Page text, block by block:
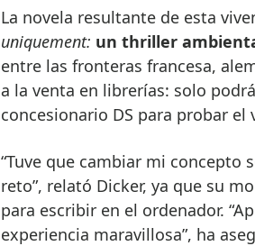
La novela resultante de esta
uniquement: un thriller
entre las fronteras francesa,
a la venta en librerías: solo
concesionario DS para probar el
“Tuve que cambiar mi concepto
reto”, relató Dicker, ya que su
para escribir en el ordenador.
experiencia maravillosa”, ha